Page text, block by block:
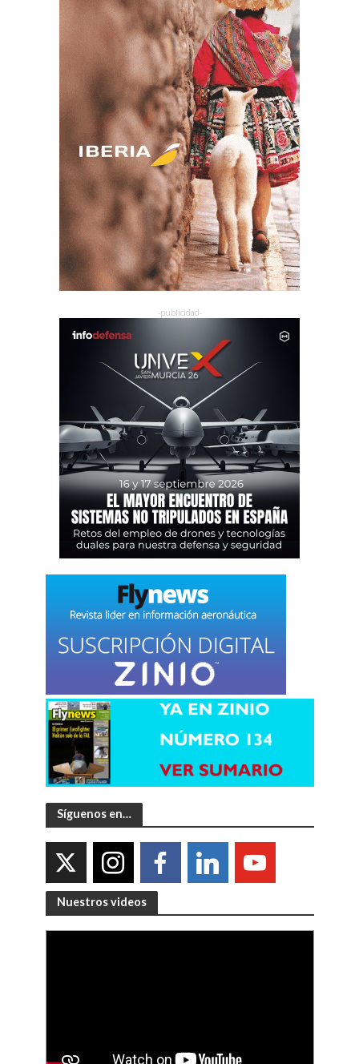
Síguenos en…
Nuestros videos